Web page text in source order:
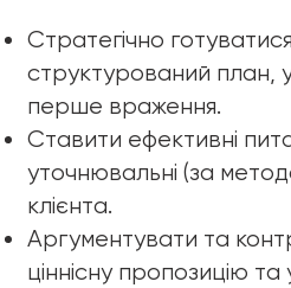
Стратегічно
структурований план,
перше враження.
Ставити ефективні
уточнювальні (за
клієнта.
Аргументувати та
ціннісну пропозицію